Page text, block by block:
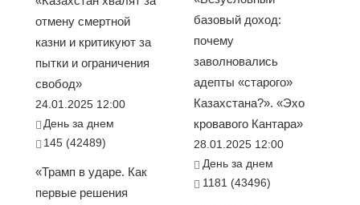
отмену смертной
казни и критикуют за
пытки и ограничения
свобод»
24.01.2025 12:00
День за днем
145 (42489)
«Трамп в ударе. Как
первые решения
базовый доход:
почему
заволновались
адепты «старого»
Казахстана?». «Эхо
кровавого Кантара»
28.01.2025 12:00
День за днем
1181 (43496)